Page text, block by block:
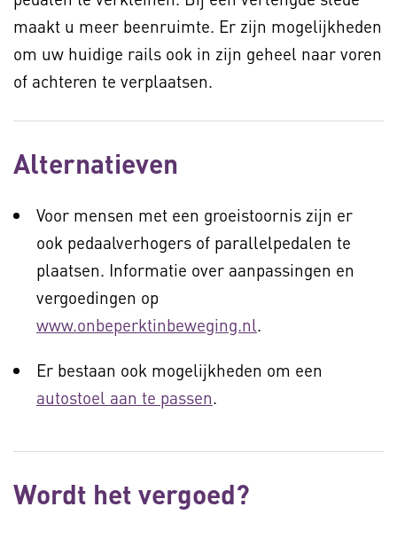
maakt u meer beenruimte. Er zijn mogelijkheden
om uw huidige rails ook in zijn geheel naar voren
of achteren te verplaatsen.
Alternatieven
Voor mensen met een groeistoornis zijn er
ook pedaalverhogers of parallelpedalen te
plaatsen. Informatie over aanpassingen en
vergoedingen op
www.onbeperktinbeweging.nl.
Er bestaan ook mogelijkheden om een
autostoel aan te passen.
Wordt het vergoed?